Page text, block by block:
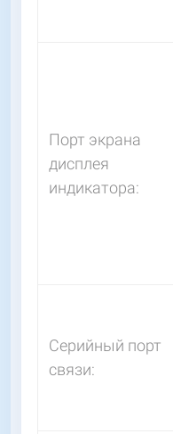
Порт экрана
дисплея
индикатора:
Серийный порт
связи: